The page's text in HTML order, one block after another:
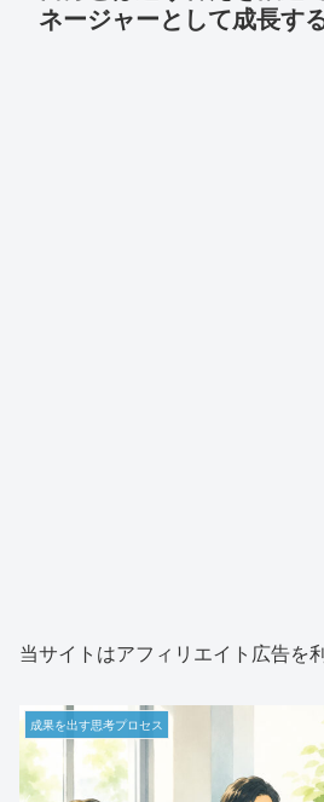
ネージャーとして成長す
当サイトはアフィリエイト広告を
成果を出す思考プロセス